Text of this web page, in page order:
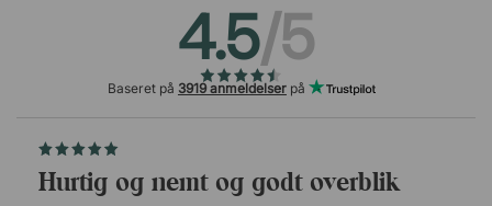
4.5/5
Baseret på 3919 anmeldelserpå
Hurtig og nemt og godt overblik